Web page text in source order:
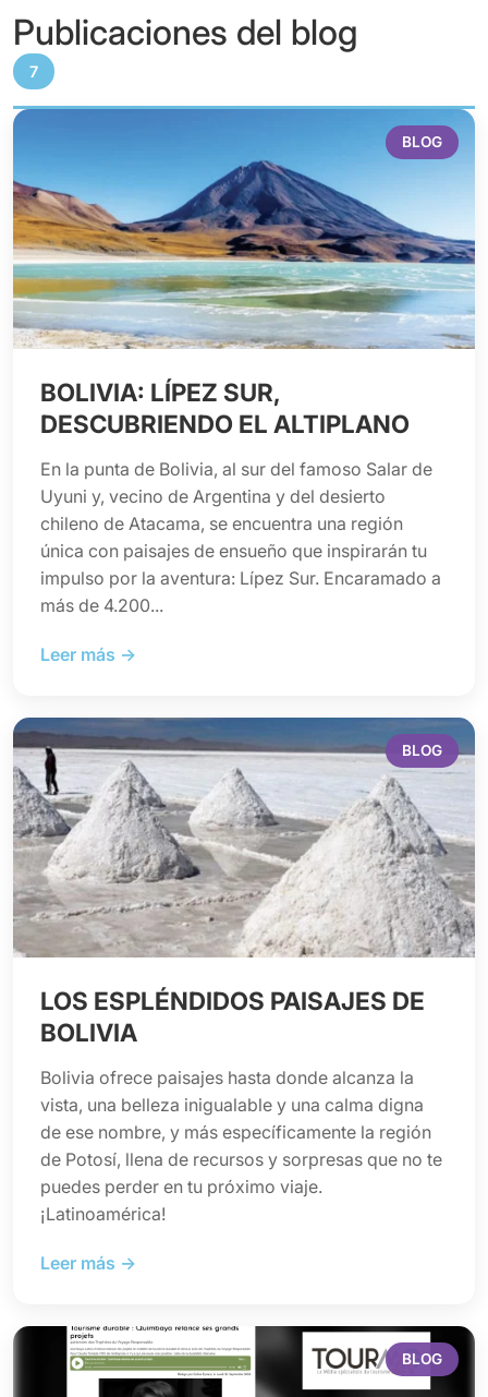
Publicaciones del blog
7
BLOG
BOLIVIA: LÍPEZ SUR,
DESCUBRIENDO EL ALTIPLANO
En la punta de Bolivia, al sur del famoso Salar de
Uyuni y, vecino de Argentina y del desierto
chileno de Atacama, se encuentra una región
única con paisajes de ensueño que inspirarán tu
impulso por la aventura: Lípez Sur. Encaramado a
más de 4.200...
Leer más →
BLOG
LOS ESPLÉNDIDOS PAISAJES DE
BOLIVIA
Bolivia ofrece paisajes hasta donde alcanza la
vista, una belleza inigualable y una calma digna
de ese nombre, y más específicamente la región
de Potosí, llena de recursos y sorpresas que no te
puedes perder en tu próximo viaje.
¡Latinoamérica!
Leer más →
BLOG